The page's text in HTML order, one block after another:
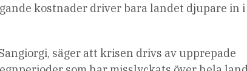
kostnader driver bara landet djupare in i
säger att krisen drivs av upprepade